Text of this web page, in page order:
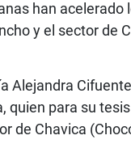
han acelerado
y el sector de
Alejandra
quien para su
de Chavica